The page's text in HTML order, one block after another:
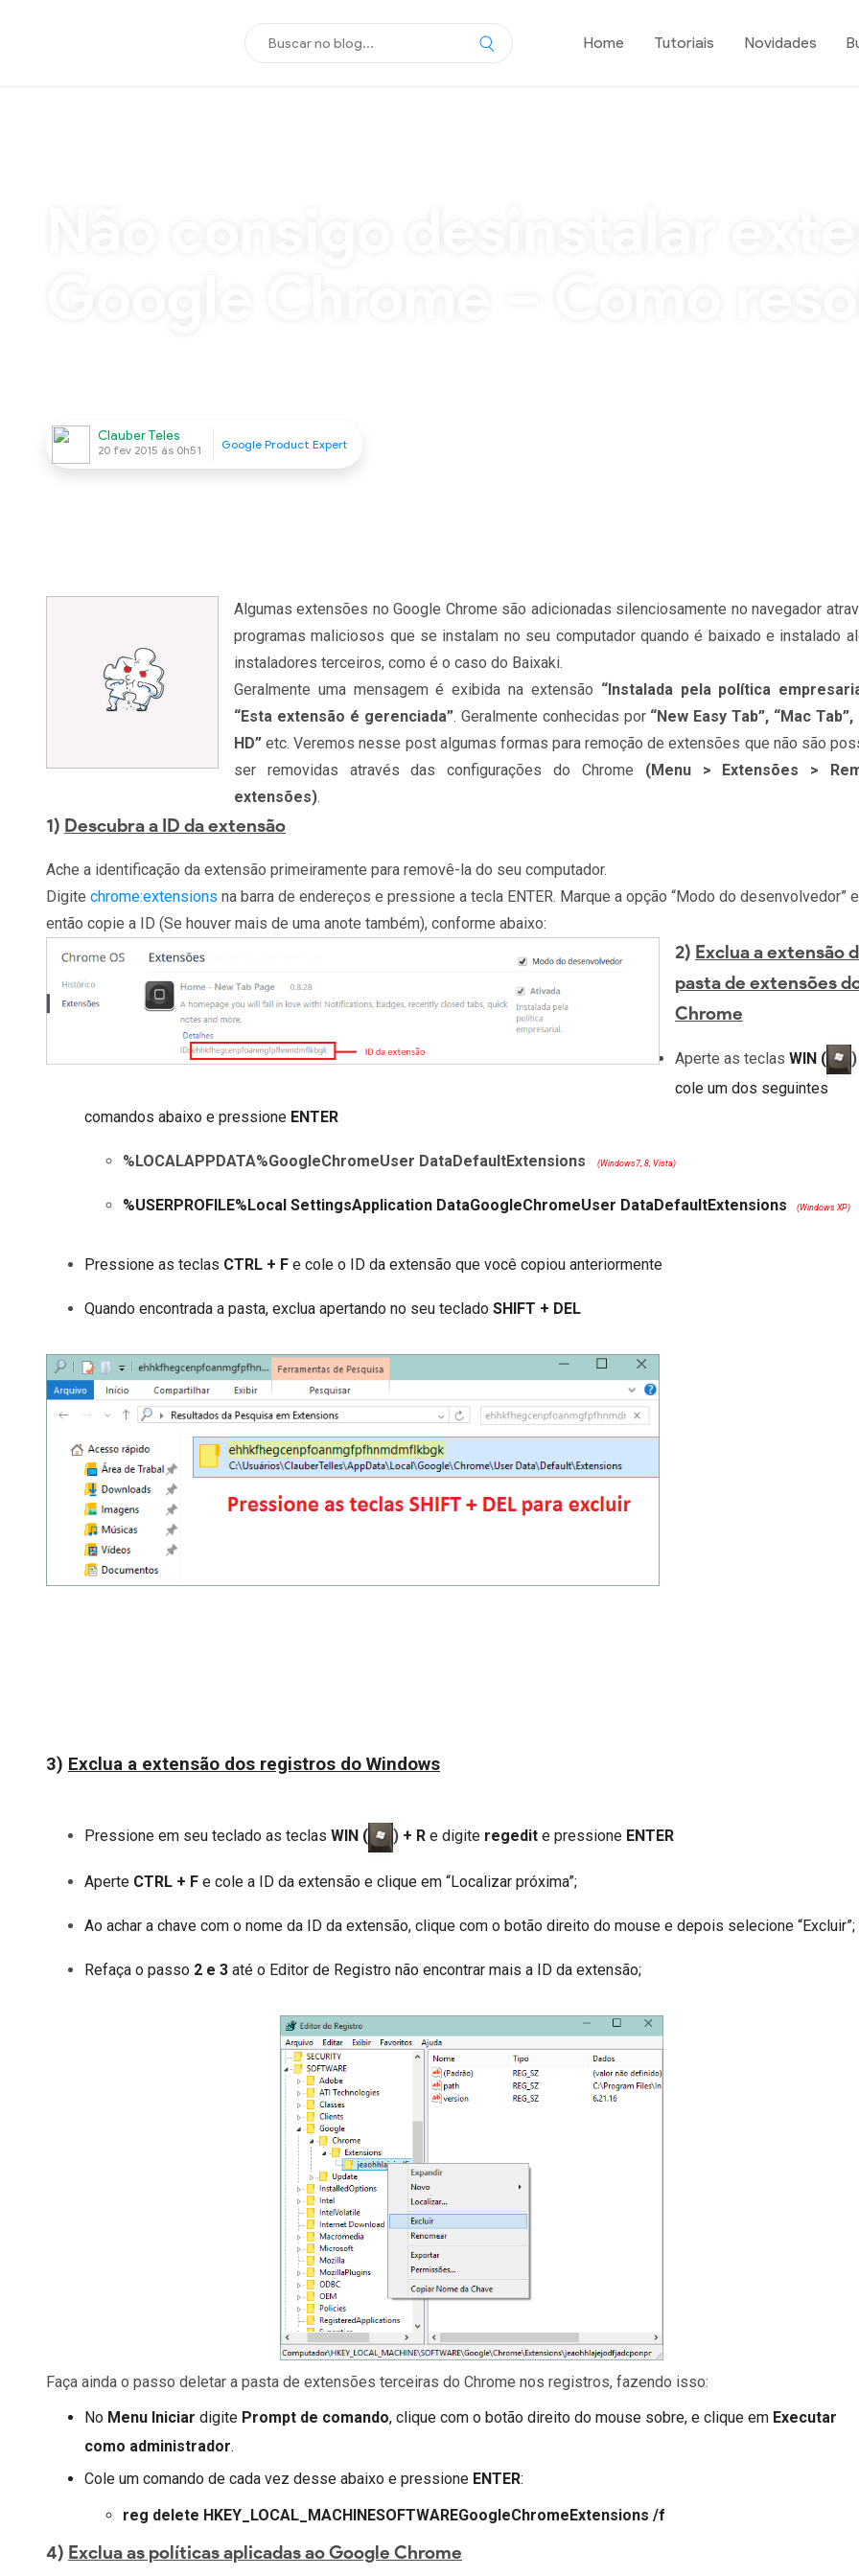
Home Tutoriais Novidades
Clauber Teles
20 fev 2015 às 0h51 Google Product Expert
Algumas extensões no Google Chrome são adicionadas silenciosamente no navegador
programas maliciosos que se instalam no seu computador quando é baixado e instalado
instaladores terceiros, como é o caso do Baixaki.
Geralmente uma mensagem é exibida na extensão “Instalada pela política
“Esta extensão é gerenciada”. Geralmente conhecidas por “New Easy Tab”, “Mac Tab”,
HD” etc. Veremos nesse post algumas formas para remoção de extensões que não são
ser removidas através das configurações do Chrome (Menu > Extensões >
extensões).
1) Descubra a ID da extensão
Ache a identificação da extensão primeiramente para removê-la do seu computador.
Digite chrome:extensions na barra de endereços e pressione a tecla ENTER. Marque a opção “Modo do desenvolvedor” e
então copie a ID (Se houver mais de uma anote também), conforme abaixo:
2) Exclua a extensão
pasta de extensões
Chrome
Aperte as teclas WIN ( )
cole um dos seguintes
comandos abaixo e pressione ENTER
%LOCALAPPDATA%GoogleChromeUser DataDefaultExtensions (Windows7, 8, Vista)
%USERPROFILE%Local SettingsApplication DataGoogleChromeUser DataDefaultExtensions (Windows XP)
Pressione as teclas CTRL + F e cole o ID da extensão que você copiou anteriormente
Quando encontrada a pasta, exclua apertando no seu teclado SHIFT + DEL
3) Exclua a extensão dos registros do Windows
Pressione em seu teclado as teclas WIN ( ) + R e digite regedit e pressione ENTER
Aperte CTRL + F e cole a ID da extensão e clique em “Localizar próxima”;
Ao achar a chave com o nome da ID da extensão, clique com o botão direito do mouse e depois selecione “Excluir”;
Refaça o passo 2 e 3 até o Editor de Registro não encontrar mais a ID da extensão;
Faça ainda o passo deletar a pasta de extensões terceiras do Chrome nos registros, fazendo isso:
No Menu Iniciar digite Prompt de comando, clique com o botão direito do mouse sobre, e clique em Executar
como administrador.
Cole um comando de cada vez desse abaixo e pressione ENTER:
reg delete HKEY_LOCAL_MACHINESOFTWAREGoogleChromeExtensions /f
4) Exclua as políticas aplicadas ao Google Chrome